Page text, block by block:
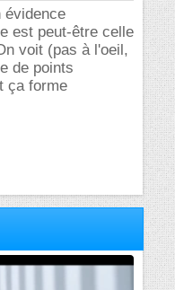
évidence
est peut-être celle
voit (pas à l'oeil,
de points
ça forme